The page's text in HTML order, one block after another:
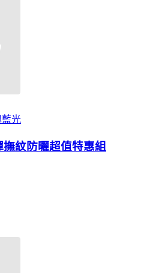
光
撫紋防曬超值特惠組